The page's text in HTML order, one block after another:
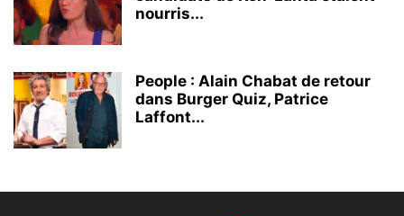
nourris...
People : Alain Chabat de retour
dans Burger Quiz, Patrice
Laffont...